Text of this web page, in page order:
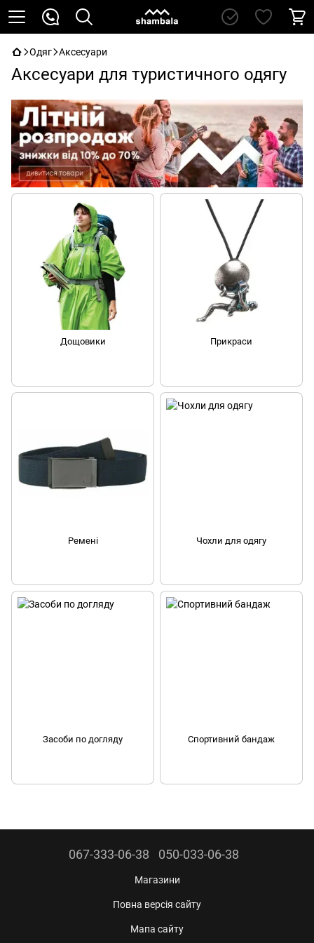
Одяг Аксесуари
Аксесуари для туристичного одягу
Дощовики Прикраси
Ремені Чохли для одягу
Засоби по догляду Спортивний бандаж
067-333-06-38 050-033-06-38
Магазини
Повна версія сайту
Мапа сайту